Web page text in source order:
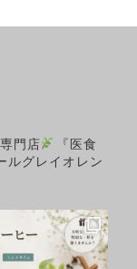
門店
『医食
ルグレイオレン